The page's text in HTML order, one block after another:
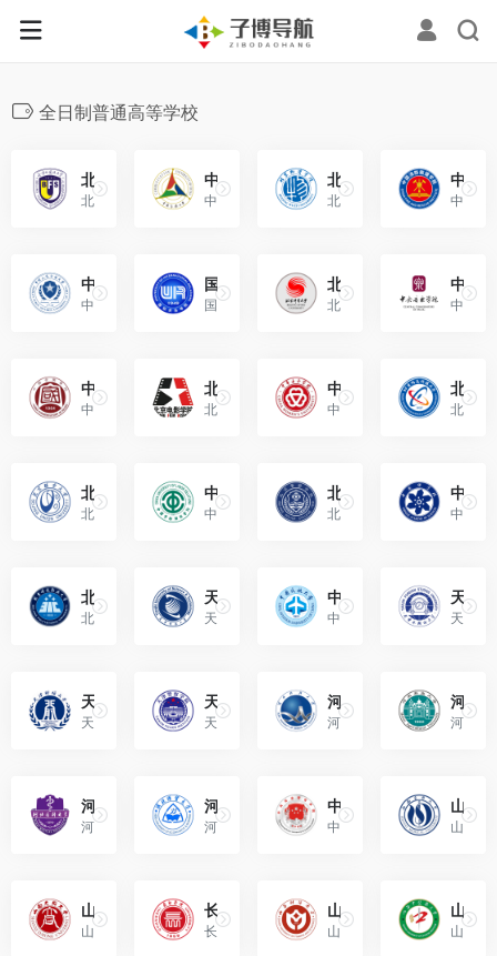
全日制普通高等学校
北京外国语大学（Beijing Foreign Studies University）
北京外国语大学是由国家举办、中华人民共和国教育部主管的全日制普通高等学校。
中国传媒大学（Communication University of China）
中国传媒大学是教育部直属的首批“双一流”建设高校，“211工程”重点建设大学，“985工程优势学科创新平台”重点建设高校。
北京物资学院（Beijing Wuzi University）
北京物资学院是一所由北京市教育委员会主管，多学科协调发展的公办普通高等院校。
中国消防救援学院（China Fire and Rescue Institute）
中国消防救援学院是国家综合性消防救援队伍的重要组成部分，实行“院—部系”两级管理，应急管理部直属的全日制普通高等学校。
中国人民公安大学（People’s Public Security University of China）
中国人民公安大学位于北京市，登记地址为北京市西城区木樨地南里1号。是中华人民共和国公安部直属普通高等学校暨公安部高级警官学院。
国际关系学院（University of International Relations）
国际关系学院由中华人民共和国教育部主管，是财政部“小规模试点高校”、是以外语、国际问题为教学科研的全国重点大学。
北京体育大学（Beijing Sport University）
北京体育大学位于北京市海淀区，简称“北体大”，由国家体育总局直属，是首批全国重点院校。
中央音乐学院（Central Conservatory of Music）
中央音乐学院是国家“双一流”建设高校、国家“211工程”建设高校、教育部和文化和旅游部共建高校。
中国音乐学院（China Conservatory of Music）
中国音乐学院位于北京市，是由北京市人民政府举办的全日制普通高等本科院校；
北京电影学院（Beijing Film Academy）
北京电影学院是由北京市人民政府、中华人民共和国教育部、国家广播电视总局共建的全日制艺术高校。
中华女子学院（China Women’s University）
中华女子学院是由国家举办、由中华全国妇女联合会主管的普通本科高等学校。
北京信息科技大学（Beijing Information Science and Technology University）
北京信息科技大学，简称“信息...
北京联合大学（Beijing Union University）
北京联合大学位于北京市，是北京市属公办全日制普通高等学校，主管部门是北京市教育委员会。
中国劳动关系学院（China University of Labor Relations）
中国劳动关系学院，是由中华全国总工会和教育部共建，直属于中华全国总工会的全日制普通高等本科院校。
北京警察学院（Beijing Police College）
北京警察学院，是北京市人民政府举办的全日制普通本科院校。
中国科学院大学（University of Chinese Academy of Sciences）
中国科学院大学主校区位于北京市，是由国家举办、中国科学院主管的全日制普通高等学校。
北京科技职业大学（Beijing Polytechnic University）
北京科技职业大学是中华人民共和国教育部同意设置，北京市人民政府举办的一所首所公办本科层次职业大学。
天津科技大学（Tianjin University of Science and Technology）
天津科技大学位于天津市，是以工为主、工理文农医经管法艺教育等学科协调发展的多科性大学。
中国民航大学（Civil Aviation University of China）
中国民航大学简称中航大、CAUC。隶属于中国民用航空局，是中国民用航空局、天津市、教育部共建高校。
天津外国语大学（Tianjin Foreign Studies University）
天津外国语大学是由天津市人民政府举办、天津市教育委员会管理的全日制普通高等学校。
天津财经大学（Tianjin University of Finance and Economics）
天津财经大学位于天津市，由天津市人民政府举办、天津市教育委员会管理的全日制普通高等学校。
天津警察学院（TianJin Police College）
天津警察学院是教育部批准的具有高等学历招生资格的公办本科层次普通高等学校。
河北科技大学（Hebei University of Science and Technology）
河北科技大学是由河北省人民政府举办、与国家国防科技工业局共建、位于河北省石家庄市的普通高等学校。
河北农业大学（Hebei Agricultural University）
河北农业大学是河北省人民政府与教育部、农业农村部、国家林业和草原局分别共建的省属重点骨干大学。
河北医科大学（Hebei Medical University）
河北医科大学是河北省重点骨干大学，教育部、国家卫生健康委员会、河北省人民政府共建高校。
河北经贸大学（Hebei University of Economics and Business）
河北经贸大学位于河北省石家庄市，是由河北省人民政府举办、河北省教育厅主管的全日制普通高等学校。
中央司法警官学院（The National Police University for Criminal Justice）
中央司法警官学院是中华人民共和国司法部直属的唯一一所全日制普通高等警察院校。
山西医科大学（Shanxi Medical University）
山西医科大学（Shanxi Medica...
山西大同大学（Shanxi Datong University）
山西大同大学坐落于历史文化名城大同，是一所山西省属多科性大学，山西省教育厅与大同市人民政府共建高校。
长治学院（Changzhi University）
长治学院位于山西省长治市，是经中华人民共和国教育部批准设立的综合性全日制普通本科院校。
山西财经大学（Shanxi University of Finance and Economics）
山西财经大学简称“山西财大”，坐落于山西省太原市，是山西省人民政府举办的全日制普通本科高校。
山西中医药大学（Shanxi University of Chinese Medicine）
山西中医药大学由山西省人民政府与国家中医药管理局共建，为教育部首批卓越医生（中医）教育培养计划改革试点高校。